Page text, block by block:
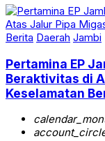
Berita Daerah Jambi
Pertamina EP
Beraktivitas di
Keselamatan